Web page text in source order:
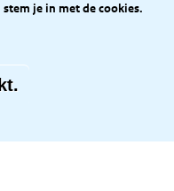
je in met de cookies.